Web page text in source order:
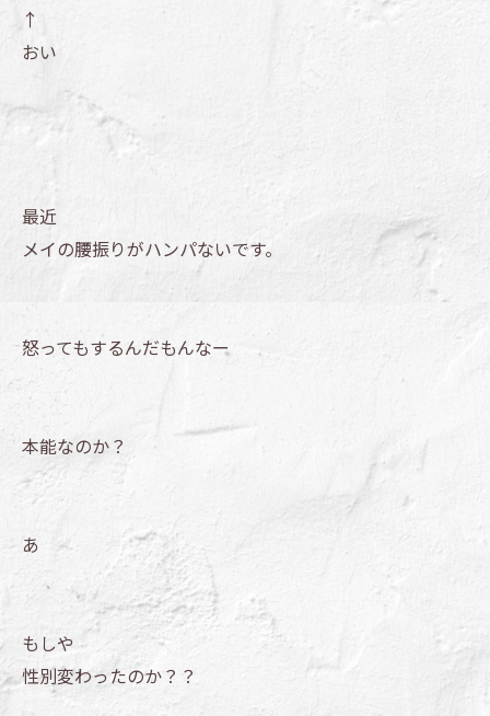
↑
おい
最近
メイの腰振りがハンパないです。
怒ってもするんだもんなー
本能なのか？
あ
もしや
性別変わったのか？？